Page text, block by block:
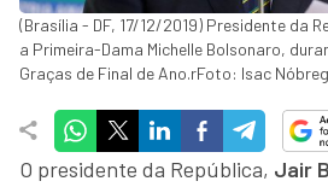
(Brasília - DF, 17/12/2019) Presidente da
a Primeira-Dama Michelle Bolsonaro,
Graças de Final de Ano.rFoto: Isac
O presidente da República, Jair